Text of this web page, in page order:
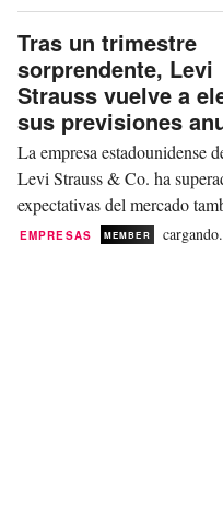
“Business Units” (BU)
Tras un trimestre
sorprendente, Levi
Strauss vuelve a
sus previsiones
La empresa estadounidense
Levi Strauss & Co. ha
expectativas del mercado
segundo trimestre de su
EMPRESAS MEMBER